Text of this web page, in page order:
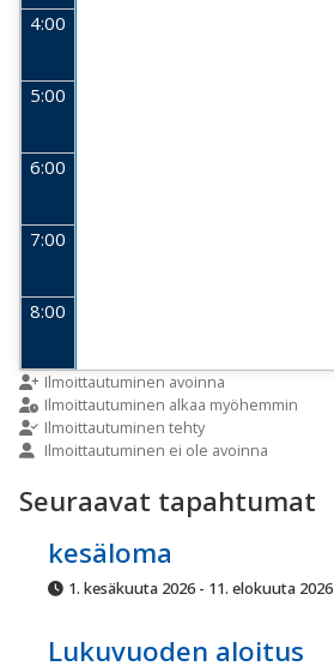
4:00
5:00
6:00
7:00
8:00
9:00
10:00
12:00
Ilmoittautuminen avoinna
Ilmoittautuminen alkaa myöhemmin
Ilmoittautuminen tehty
Ilmoittautuminen ei ole avoinna
Seuraavat tapahtumat
kesäloma
1. kesäkuuta 2026 - 11. elokuuta 2026
Lukuvuoden aloitus